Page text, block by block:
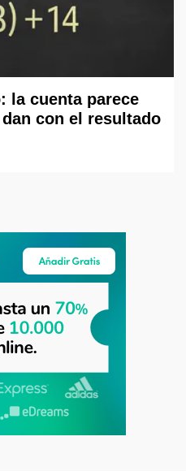
la cuenta parece
con el resultado